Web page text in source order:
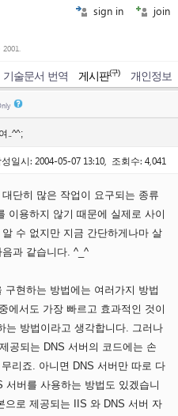
sign in join
기술문서 번역 게시판(구) 개인정보
..^^;
일시: 2004-05-07 13:10, 조회수: 4,041
단히 많은 작업이 요구되는 종류
이용하지 않기 때문에 실제로 사이
수 없지만 지금 간단하게나마 살
과 같습니다. ^_^
현하는 방법에는 여러가지 방법
에서도 가장 빠르고 효과적인 것이
는 방법이라고 생각합니다. 그러나
공되는 DNS 서버의 코드에는 손
리죠. 아니면 DNS 서버만 따로 다
서버를 사용하는 방법도 있겠습니
으로 제공되는 IIS 와 DNS 서버 자